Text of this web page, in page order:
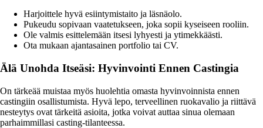
Harjoittele hyvä esiintymistaito ja läsnäolo.
Pukeudu sopivaan vaatetukseen, joka sopii kyseiseen rooliin.
Ole valmis esittelemään itsesi lyhyesti ja ytimekkäästi.
Ota mukaan ajantasainen portfolio tai CV.
Älä Unohda Itseäsi: Hyvinvointi Ennen Castingia
On tärkeää muistaa myös huolehtia omasta hyvinvoinnista ennen
castingiin osallistumista. Hyvä lepo, terveellinen ruokavalio ja riittävä
nesteytys ovat tärkeitä asioita, jotka voivat auttaa sinua olemaan
parhaimmillasi casting-tilanteessa.